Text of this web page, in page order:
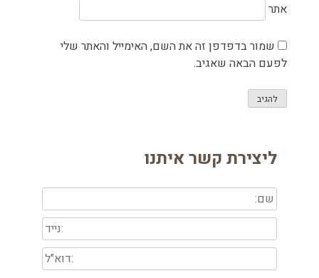
אתר
שמור בדפדפן זה את השם, האימייל והאתר שלי
לפעם הבאה שאגיב.
ליצירת קשר איתנו